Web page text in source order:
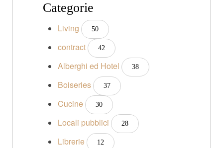
Categorie
Living 50
contract 42
Alberghi ed Hotel 38
Boiseries 37
Cucine 30
Locali pubblici 28
Librerie 12